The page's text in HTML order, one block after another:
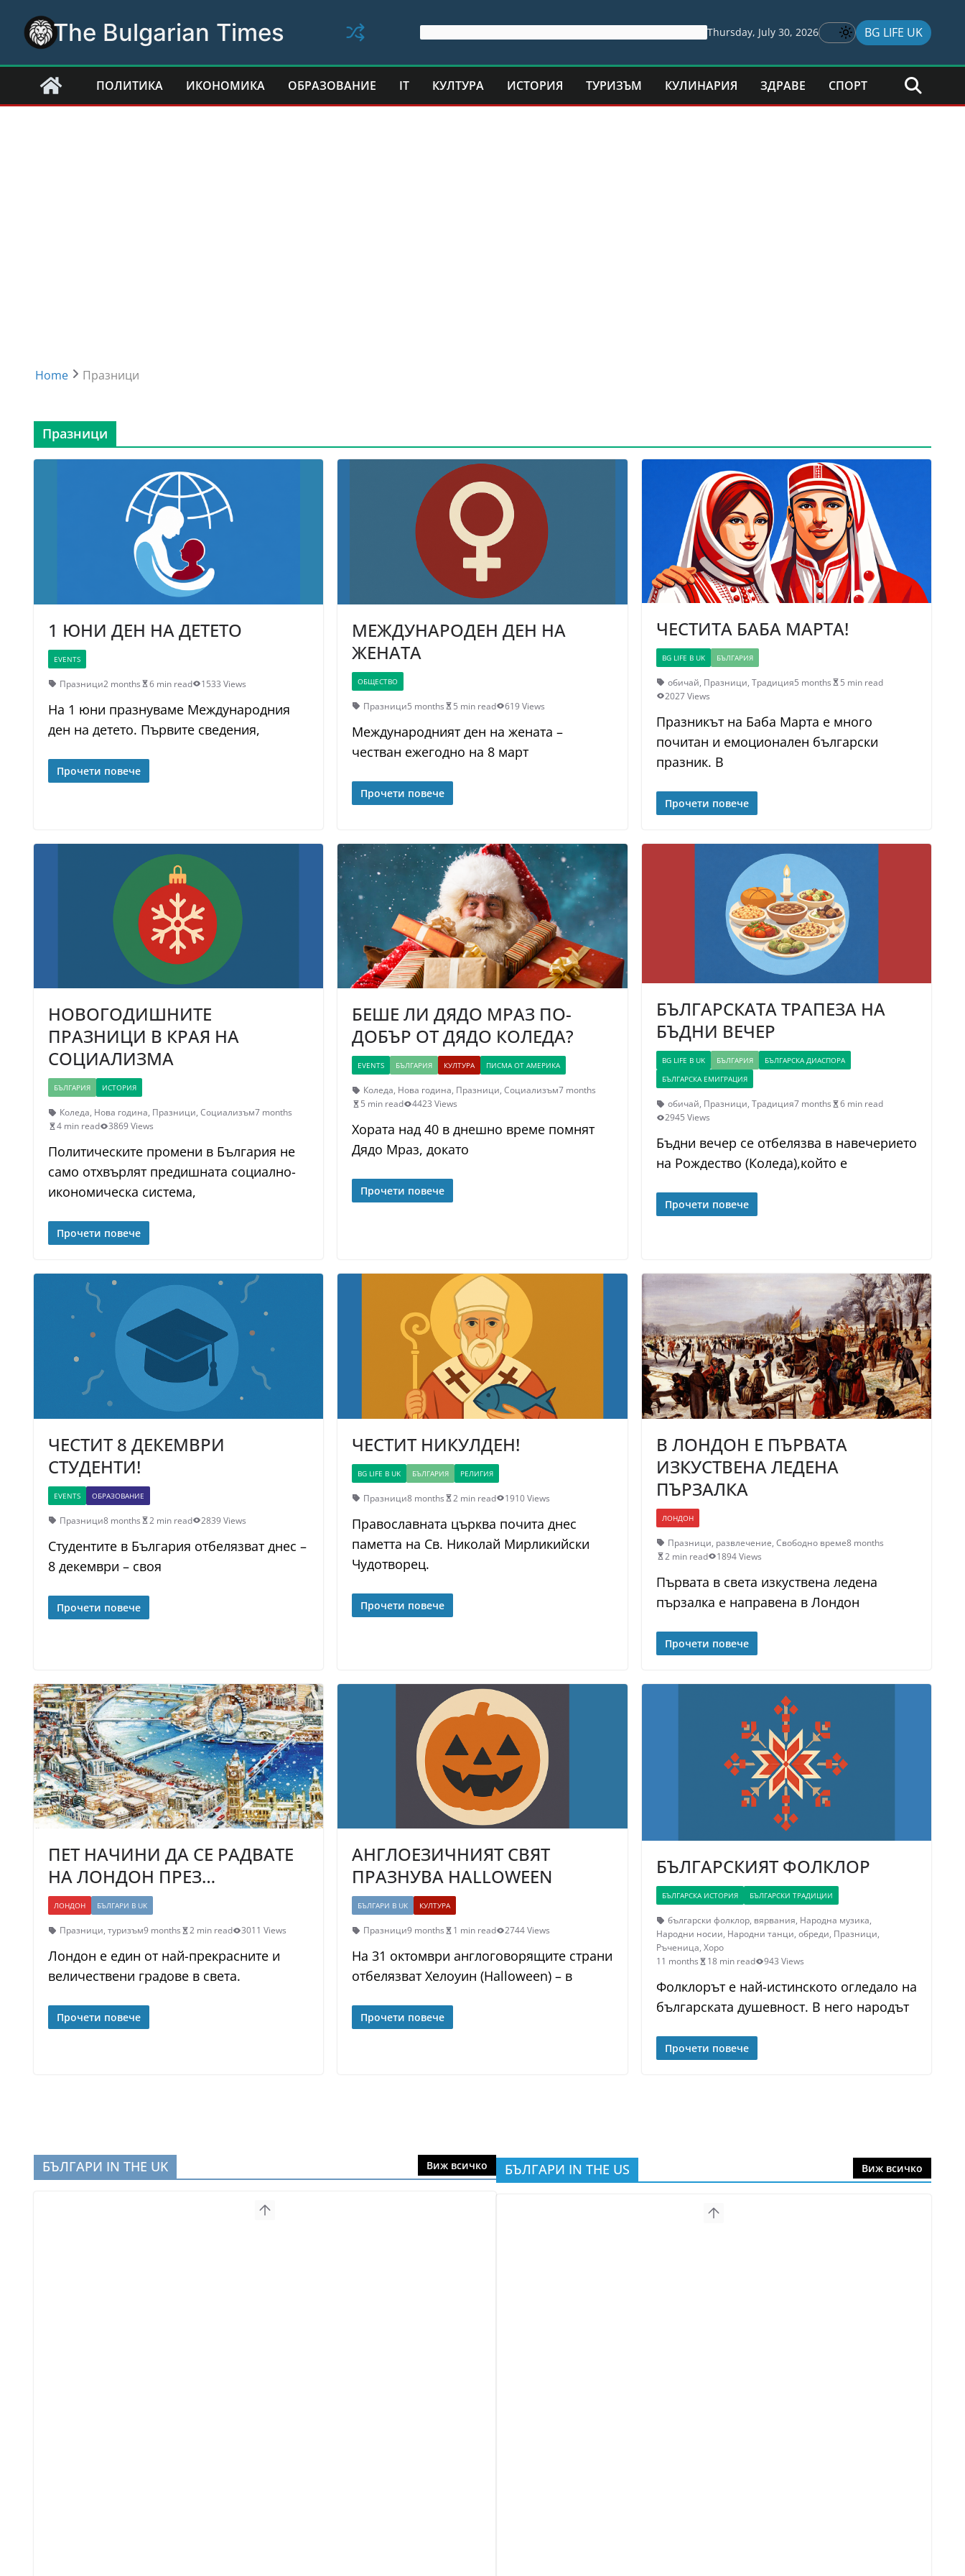
content
The Bulgarian Times Thursday, July 30, 2026 BG LIFE UK
ПОЛИТИКА ИКОНОМИКА ОБРАЗОВАНИЕ IT КУЛТУРА ИСТОРИЯ ТУРИЗЪМ КУЛИНАРИЯ ЗДРАВЕ СПОРТ
Home Празници
Празници
1 ЮНИ ДЕН НА ДЕТЕТО
EVENTS
Празници2 months 6 min read 1533 Views
На 1 юни празнуваме Международния
ден на детето. Първите сведения,
Прочети повече
МЕЖДУНАРОДЕН ДЕН НА
ЖЕНАТА
ОБЩЕСТВО
Празници5 months 5 min read 619 Views
Международният ден на жената –
честван ежегодно на 8 март
Прочети повече
ЧЕСТИТА БАБА МАРТА!
BG LIFE В UK БЪЛГАРИЯ
обичай, Празници, Традиция5 months
5 min read
2027 Views
Празникът на Баба Марта е много
почитан и емоционален български
празник. В
Прочети повече
НОВОГОДИШНИТЕ
ПРАЗНИЦИ В КРАЯ НА
СОЦИАЛИЗМА
БЪЛГАРИЯ ИСТОРИЯ
Коледа, Нова година, Празници, Социализъм7 months
4 min read
3869 Views
Политическите промени в България не
само отхвърлят предишната социално-
икономическа система,
Прочети повече
БЕШЕ ЛИ ДЯДО МРАЗ ПО-
ДОБЪР ОТ ДЯДО КОЛЕДА?
EVENTS БЪЛГАРИЯ КУЛТУРА ПИСМА ОТ АМЕРИКА
Коледа, Нова година, Празници,Социализъм7 months
5 min read
4423 Views
Хората над 40 в днешно време помнят
Дядо Мраз, докато
Прочети повече
БЪЛГАРСКАТА ТРАПЕЗА НА
БЪДНИ ВЕЧЕР
BG LIFE В UK БЪЛГАРИЯ
БЪЛГАРСКА ДИАСПОРА
БЪЛГАРСКА ЕМИГРАЦИЯ
обичай, Празници, Традиция7 months
6 min read
2945 Views
Бъдни вечер се отбелязва в навечерието
на Рождество (Коледа),който е
Прочети повече
ЧЕСТИТ 8 ДЕКЕМВРИ
СТУДЕНТИ!
EVENTS ОБРАЗОВАНИЕ
Празници8 months 2 min read 2839 Views
Студентите в България отбелязват днес –
8 декември – своя
Прочети повече
ЧЕСТИТ НИКУЛДЕН!
BG LIFE В UK БЪЛГАРИЯ РЕЛИГИЯ
Празници8 months 2 min read 1910 Views
Православната църква почита днес
паметта на Св. Николай Мирликийски
Чудотворец.
Прочети повече
В ЛОНДОН Е ПЪРВАТА
ИЗКУСТВЕНА ЛЕДЕНА
ПЪРЗАЛКА
ЛОНДОН
Празници, развлечение, Свободно време8 months
2 min read
1894 Views
Първата в света изкуствена ледена
пързалка е направена в Лондон
Прочети повече
ПЕТ НАЧИНИ ДА СЕ РАДВАТЕ
НА ЛОНДОН ПРЕЗ…
ЛОНДОН БЪЛГАРИ В UK
Празници, туризъм9 months 2 min read 3011 Views
Лондон е един от най-прекрасните и
величествени градове в света.
Прочети повече
АНГЛОЕЗИЧНИЯТ СВЯТ
ПРАЗНУВА HALLOWEEN
БЪЛГАРИ В UK КУЛТУРА
Празници9 months 1 min read 2744 Views
На 31 октомври англоговорящите страни
отбелязват Хелоуин (Halloween) – в
Прочети повече
БЪЛГАРСКИЯТ ФОЛКЛОР
БЪЛГАРСКА ИСТОРИЯ БЪЛГАРСКИ ТРАДИЦИИ
български фолклор, вярвания, Народна музика,
Народни носии, Народни танци, обреди, Празници,
Ръченица, Хоро
11 months
18 min read 943 Views
Фолклорът е най-истинското огледало на
българската душевност. В него народът
Прочети повече
БЪЛГАРИ IN THE UK Виж всичко БЪЛГАРИ IN THE US Виж всичко